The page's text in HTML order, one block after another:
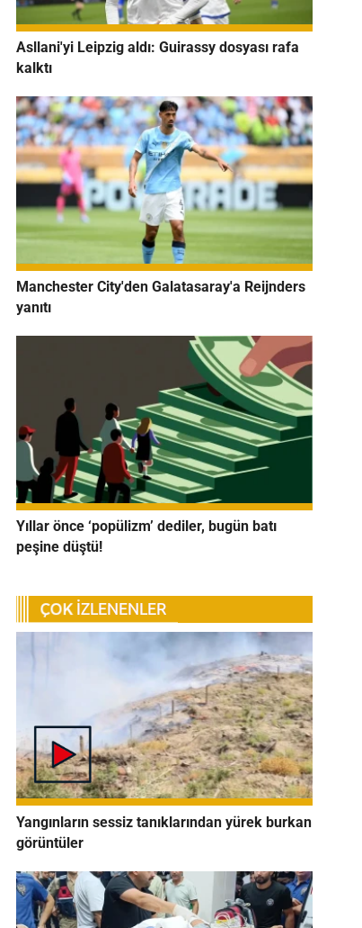
Asllani'yi Leipzig aldı: Guirassy dosyası rafa
kalktı
Manchester City'den Galatasaray'a Reijnders
yanıtı
Yıllar önce ‘popülizm’ dediler, bugün batı
peşine düştü!
Yangınların sessiz tanıklarından yürek burkan
görüntüler